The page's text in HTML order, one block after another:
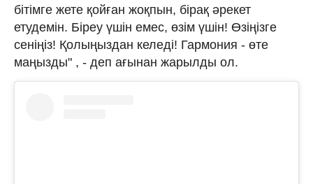
бітімге жете қойған жоқпын, бірақ әрекет
етудемін. Біреу үшін емес, өзім үшін! Өзіңізге
сеніңіз! Қолыңыздан келеді! Гармония - өте
маңызды" , - деп ағынан жарылды ол.